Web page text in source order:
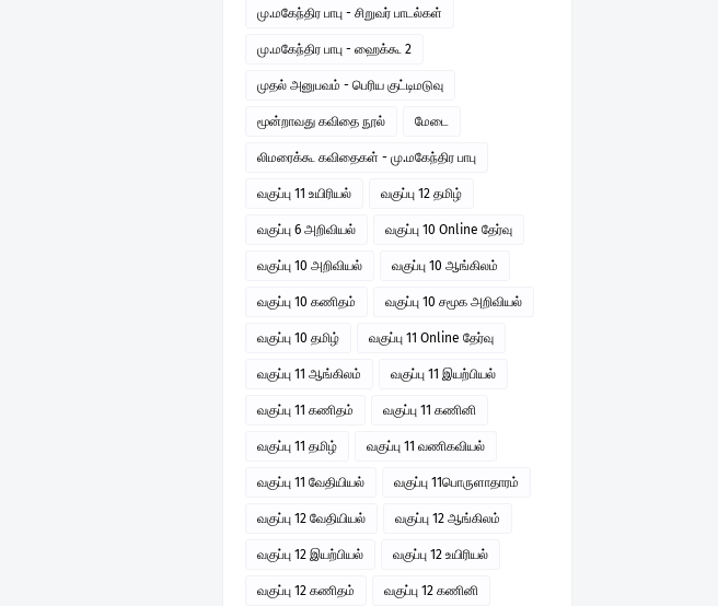
மு.மகேந்திர பாபு - சிறுவர் பாடல்கள்
மு.மகேந்திர பாபு - ஹைக்கூ 2
முதல் அனுபவம் - பெரிய குட்டிமடுவு
மூன்றாவது கவிதை நூல் மேடை
லிமரைக்கூ கவிதைகள் - மு.மகேந்திர பாபு
வகுப்பு 11 உயிரியல் வகுப்பு 12 தமிழ்
வகுப்பு 6 அறிவியல் வகுப்பு 10 Online தேர்வு
வகுப்பு 10 அறிவியல் வகுப்பு 10 ஆங்கிலம்
வகுப்பு 10 கணிதம் வகுப்பு 10 சமூக அறிவியல்
வகுப்பு 10 தமிழ் வகுப்பு 11 Online தேர்வு
வகுப்பு 11 ஆங்கிலம் வகுப்பு 11 இயற்பியல்
வகுப்பு 11 கணிதம் வகுப்பு 11 கணினி
வகுப்பு 11 தமிழ் வகுப்பு 11 வணிகவியல்
வகுப்பு 11 வேதியியல் வகுப்பு 11பொருளாதாரம்
வகுப்பு 12 வேதியியல் வகுப்பு 12 ஆங்கிலம்
வகுப்பு 12 இயற்பியல் வகுப்பு 12 உயிரியல்
வகுப்பு 12 கணிதம் வகுப்பு 12 கணினி